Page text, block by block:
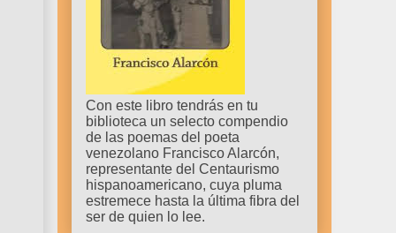
Con este libro tendrás en tu
biblioteca un selecto compendio
de las poemas del poeta
venezolano Francisco Alarcón,
representante del Centaurismo
hispanoamericano, cuya pluma
estremece hasta la última fibra del
ser de quien lo lee.